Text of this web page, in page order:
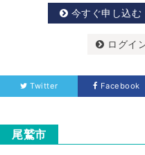
今すぐ申し込む
ログイ
Twitter Facebook
尾鷲市